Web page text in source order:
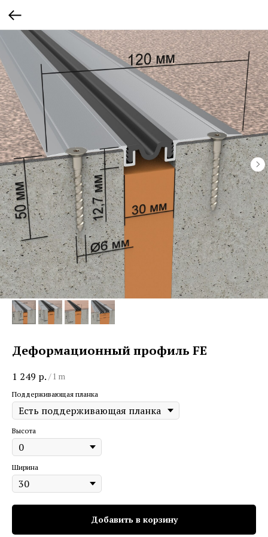
Деформационный профиль FE
1 249 р. / 1 m
Поддерживающая планка
Высота
Ширина
Добавить в корзину